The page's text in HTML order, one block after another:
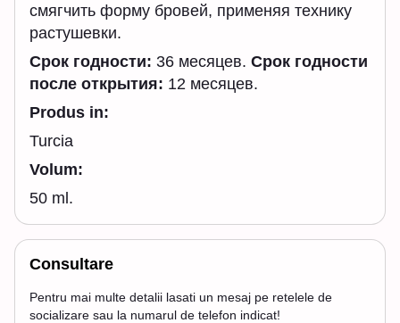
смягчить форму бровей, применяя технику
растушевки.
Срок годности: 36 месяцев. Срок годности
после открытия: 12 месяцев.
Produs in:
Turcia
Volum:
50 ml.
Consultare
Pentru mai multe detalii lasati un mesaj pe retelele de
socializare sau la numarul de telefon indicat!